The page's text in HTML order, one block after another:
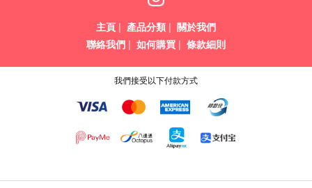
主頁 | 產品分類 | 關於我們
聯絡我們 | 如何購買 | 條款細則
我們接受以下付款方式